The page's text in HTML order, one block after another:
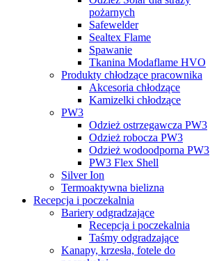
pożarnych
Safewelder
Sealtex Flame
Spawanie
Tkanina Modaflame HVO
Produkty chłodzące pracownika
Akcesoria chłodzące
Kamizelki chłodzące
PW3
Odzież ostrzegawcza PW3
Odzież robocza PW3
Odzież wodoodporna PW3
PW3 Flex Shell
Silver Ion
Termoaktywna bielizna
Recepcja i poczekalnia
Bariery odgradzające
Recepcja i poczekalnia
Taśmy odgradzające
Kanapy, krzesła, fotele do